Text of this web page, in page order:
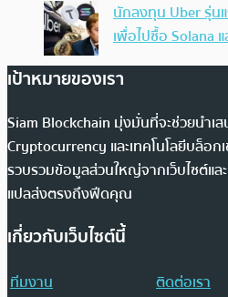
นักลงทุน Uber รุ่น
เพื่อไปซื้อ Solana
เป้าหมายของเรา
Siam Blockchain มุ่งมั่นที่จะช่วยนำเ
Cryptocurrency และเทคโนโลยีบล็อก
รวบรวมข้อมูลส่วนใหญ่จากเว็บไซต์แล
แปลส่งตรงถึงฟีดคุณ
เกี่ยวกับเว็บไซต์นี้
ทีมงาน
ติดต่อเรา